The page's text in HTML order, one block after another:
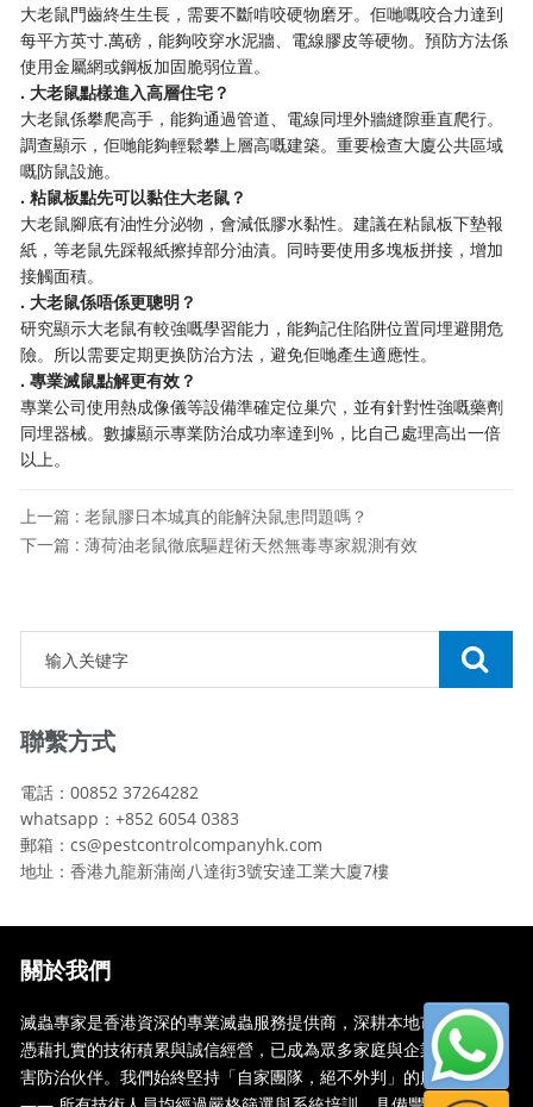
大老鼠門齒終生生長，需要不斷啃咬硬物磨牙。佢哋嘅咬合力達到
每平方英寸.萬磅，能夠咬穿水泥牆、電線膠皮等硬物。預防方法係
使用金屬網或鋼板加固脆弱位置。
​. 大老鼠點樣進入高層住宅？​
大老鼠係攀爬高手，能夠通過管道、電線同埋外牆縫隙垂直爬行。
調查顯示，佢哋能夠輕鬆攀上層高嘅建築。重要檢查大廈公共區域
嘅防鼠設施。
​. 粘鼠板點先可以黏住大老鼠？​
大老鼠腳底有油性分泌物，會減低膠水黏性。建議在粘鼠板下墊報
紙，等老鼠先踩報紙擦掉部分油漬。同時要使用多塊板拼接，增加
接觸面積。
​. 大老鼠係唔係更聰明？​
研究顯示大老鼠有較強嘅學習能力，能夠記住陷阱位置同埋避開危
險。所以需要定期更换防治方法，避免佢哋產生適應性。
​. 專業滅鼠點解更有效？​
專業公司使用熱成像儀等設備準確定位巢穴，並有針對性強嘅藥劑
同埋器械。數據顯示專業防治成功率達到%，比自己處理高出一倍
以上。
上一篇 : 老鼠膠日本城真的能解決鼠患問題嗎？
下一篇 : 薄荷油老鼠徹底驅趕術天然無毒專家親測有效
聯繫方式
電話：00852 37264282
whatsapp：+852 6054 0383
郵箱：cs@pestcontrolcompanyhk.com
地址：香港九龍新蒲崗八達街3號安達工業大廈7樓
關於我們
滅蟲專家是香港資深的專業滅蟲服務提供商，深耕本地市場多年，
憑藉扎實的技術積累與誠信經營，已成為眾多家庭與企業信賴的蟲
害防治伙伴。我們始終堅持「自家團隊，絕不外判」的服務承諾